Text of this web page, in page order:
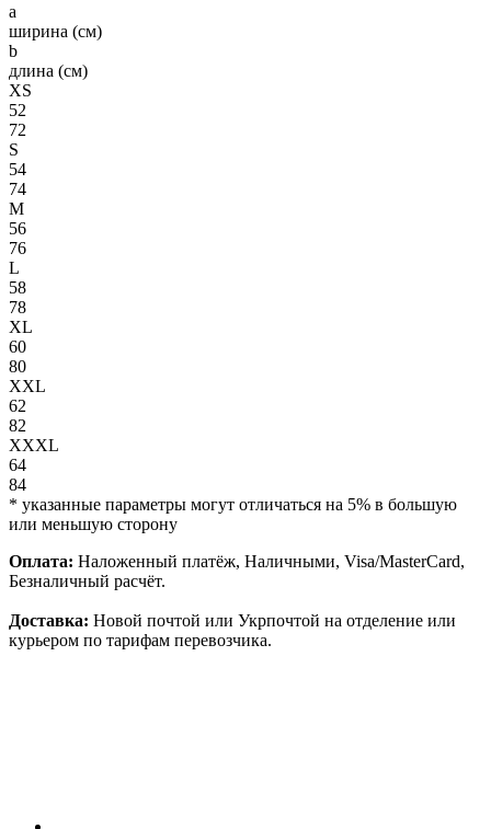
a
ширина (см)
b
длина (см)
XS
52
72
S
54
74
M
56
76
L
58
78
XL
60
80
XXL
62
82
XXXL
64
84
* указанные параметры могут отличаться на 5% в большую
или меньшую сторону
Оплата: Наложенный платёж, Наличными, Visa/MasterCard,
Безналичный расчёт.
Доставка: Новой почтой или Укрпочтой на отделение или
курьером по тарифам перевозчика.